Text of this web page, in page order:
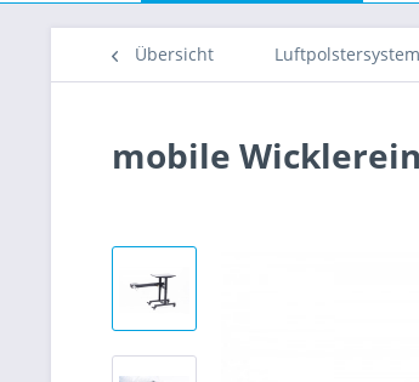
Übersicht
mobile